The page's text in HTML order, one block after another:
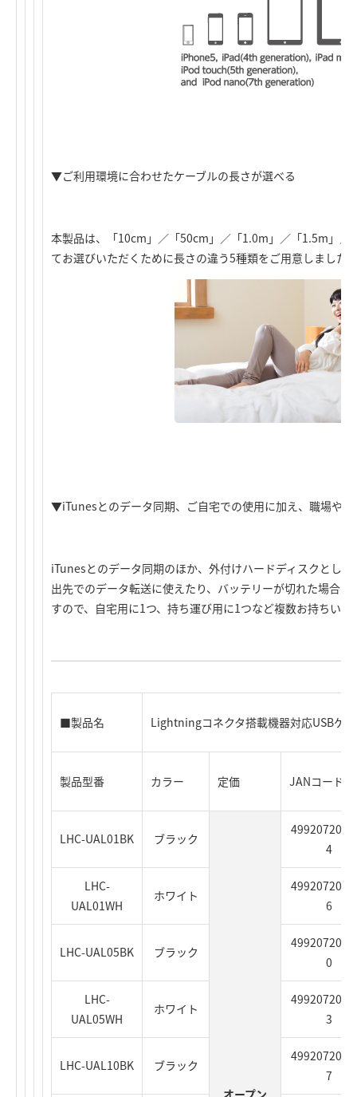
▼ご利用環境に合わせたケーブルの長さが選べる
本製品は、「10cm」／「50cm」／「1.0m」／「1.5m」／
てお選びいただくために長さの違う5種類をご用意しました
▼iTunesとのデータ同期、ご自宅での使用に加え、職場や
iTunesとのデータ同期のほか、外付けハードディスクとし
出先でのデータ転送に使えたり、バッテリーが切れた場合
すので、自宅用に1つ、持ち運び用に1つなど複数お持ちいた
■製品名 Lightningコネクタ搭載機器対応USBケ
製品型番 カラー 定価 JANコード
LHC-UAL01BK ブラック
オープン
4
LHC-
UAL01WH
ホワイト
6
LHC-UAL05BK ブラック
0
LHC-
UAL05WH
ホワイト
3
LHC-UAL10BK ブラック
7